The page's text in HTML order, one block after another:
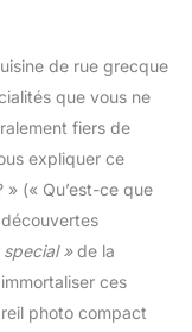
de rue grecque
que vous ne
fiers de
expliquer ce
» (« Qu’est-ce que
special »de la
ces
photo compact